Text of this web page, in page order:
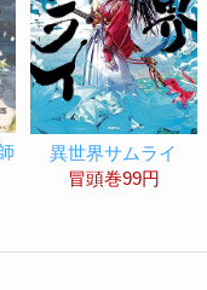
異世界サムライ
冒頭巻99円